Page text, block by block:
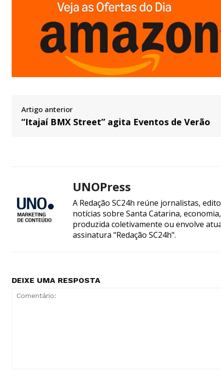
Artigo anterior
“Itajaí BMX Street” agita Eventos de Verão
UNOPress
A Redação SC24h reúne jornalistas,
notícias sobre Santa Catarina,
produzida coletivamente ou envolve
assinatura "Redação SC24h".
DEIXE UMA RESPOSTA